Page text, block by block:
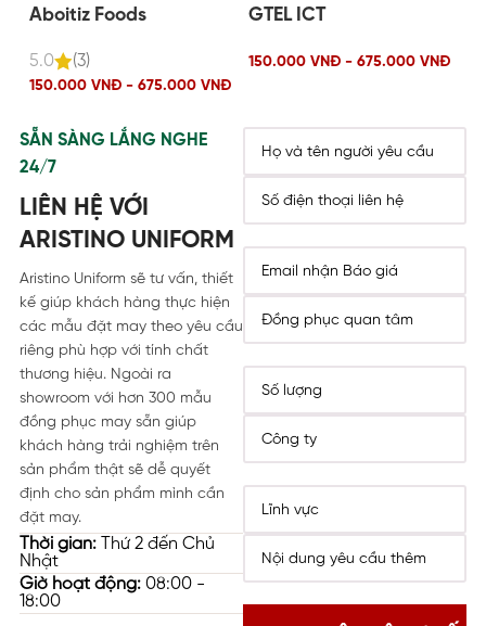
Aboitiz Foods
5.0 (3)
150.000 VNĐ - 675.000 VNĐ
GTEL ICT
150.000 VNĐ - 675.000 VNĐ
SẴN SÀNG LẮNG NGHE
24/7
LIÊN HỆ VỚI
ARISTINO UNIFORM
Aristino Uniform sẽ tư vấn, thiết
kế giúp khách hàng thực hiện
các mẫu đặt may theo yêu cầu
riêng phù hợp với tính chất
thương hiệu. Ngoài ra
showroom với hơn 300 mẫu
đồng phục may sẵn giúp
khách hàng trải nghiệm trên
sản phẩm thật sẽ dễ quyết
định cho sản phẩm mình cần
đặt may.
Thời gian:Thứ 2 đến Chủ
Nhật
Giờ hoạt động:08:00 -
18:00